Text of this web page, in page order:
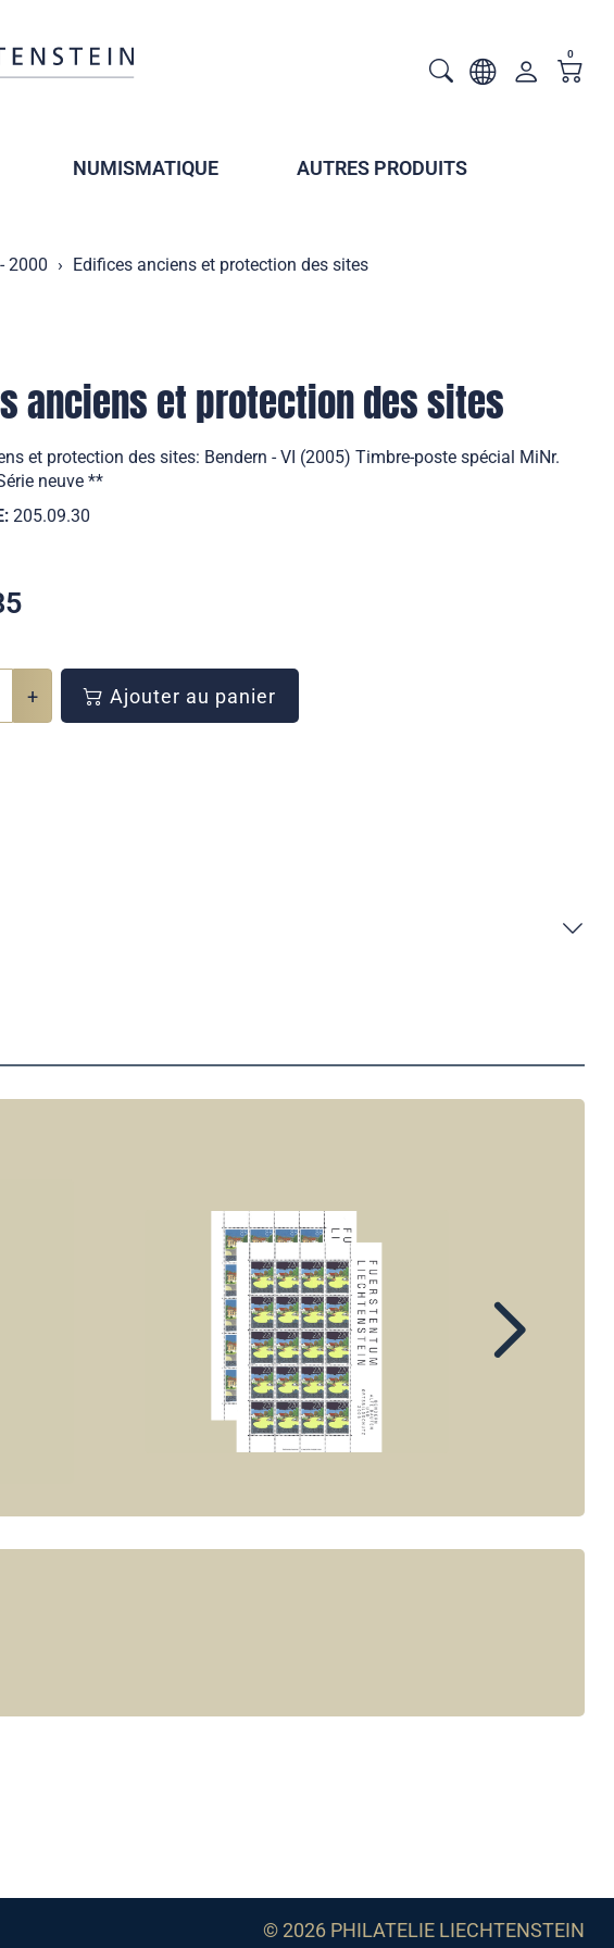
0
NUMISMATIQUE AUTRES PRODUITS
2000 Edifices anciens et protection des sites
anciens et protection des sites
et protection des sites: Bendern - VI (2005) Timbre-poste spécial MiNr.
neuve **
205.09.30
+ Ajouter au panier
© 2026 PHILATELIE LIECHTENSTEIN